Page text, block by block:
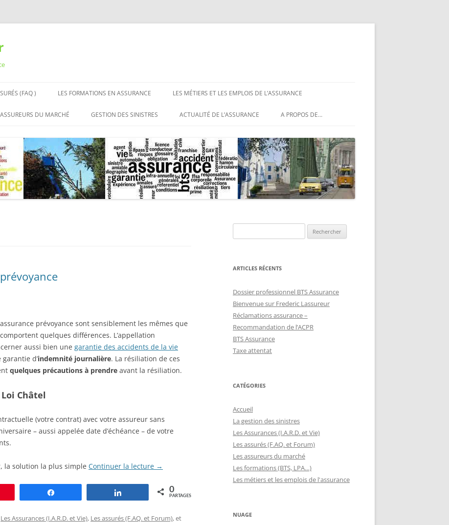
(FAQ )
LES ASSURANCES
LES FORMATIONS EN ASSURANCE
BTS ASSURANCE BAC + 2
ASSURANCE BAC + 3
MASTERS ASSURANCE BAC + 5
LES MÉTIERS ET LES EMPLOIS DE L’ASSURANCE
LES MÉTIERS DE L’ASSURANCE
DU MARCHÉ
ORGANISATIONS
DE
GESTION DES SINISTRES ACTUALITÉ DE L’ASSURANCE A PROPOS DE…
prévoyance sont sensiblement les mêmes que
quelques différences. L’appellation
aussi bien une garantie des accidents de la vie
d’indemnité journalière. La résiliation de ces
quelques précautions à prendre avant la résiliation.
Châtel
(votre contrat) avec votre assureur sans
– aussi appelée date d’échéance – de votre
la solution la plus simple Continuer la lecture →
0
PARTAGES
Les Assurances (I.A.R.D. et Vie), Les assurés (F.AQ. et Forum), et
ARTICLES RÉCENTS
Dossier professionnel BTS Assurance
Bienvenue sur Frederic Lassureur
Réclamations assurance –
Recommandation de l’ACPR
BTS Assurance
Taxe attentat
CATÉGORIES
Accueil
La gestion des sinistres
Les Assurances (I.A.R.D. et Vie)
Les assurés (F.AQ. et Forum)
Les assureurs du marché
Les formations (BTS, LPA…)
Les métiers et les emplois de l'assurance
NUAGE